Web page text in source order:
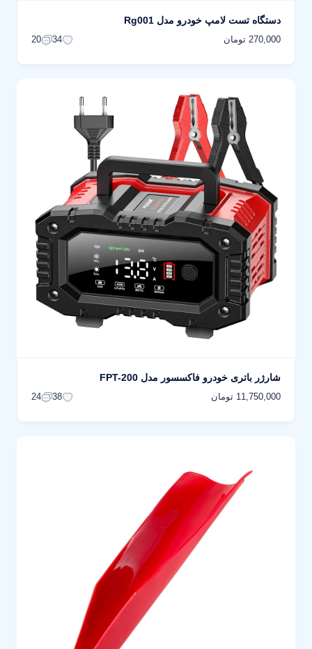
دستگاه تست لامپ خودرو مدل Rg001
270,000 تومان 34
20
شارژر باتری خودرو فاکسسور مدل FPT-200
11,750,000 تومان 38
24